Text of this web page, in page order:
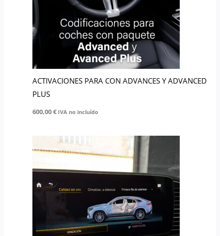
ACTIVACIONES PARA CON ADVANCES Y ADVANCED
PLUS
600,00€ IVA no incluído